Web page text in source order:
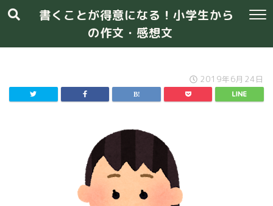
書くことが得意になる！小学生から
の作文・感想文
2019年6月24日